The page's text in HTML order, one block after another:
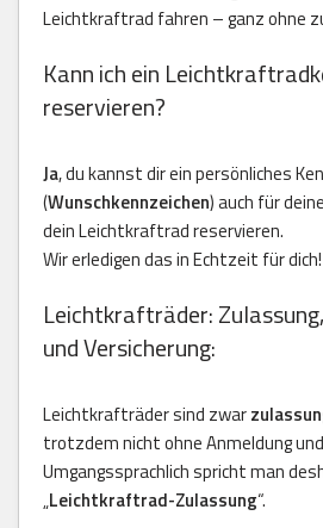
Leichtkraftrad fahren – ganz ohne
Kann ich ein
reservieren?
Ja, du kannst dir ein persönliches
(Wunschkennzeichen) auch für
dein Leichtkraftrad reservieren.
Wir erledigen das in Echtzeit für dich!
Leichtkrafträder:
und Versicherung:
Leichtkrafträder sind zwar
trotzdem nicht ohne Anmeldung
Umgangssprachlich spricht man
„Leichtkraftrad-Zulassung“.